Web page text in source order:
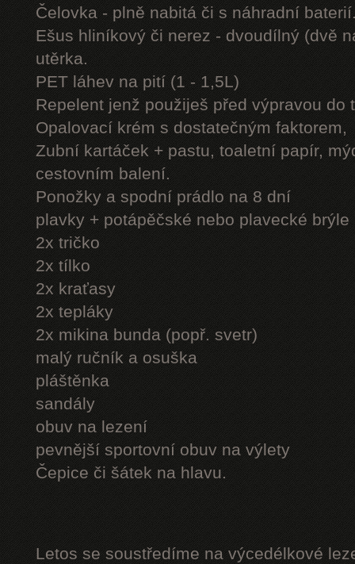
Čelovka - plně nabitá či s náhradní
Ešus hliníkový či nerez - dvoudílný (dvě
utěrka.
PET láhev na pití (1 - 1,5L)
Repelent jenž použiješ před výpravou do
Opalovací krém s dostatečným faktorem,
Zubní kartáček + pastu, toaletní papír,
cestovním balení.
Ponožky a spodní prádlo na 8 dní
plavky + potápěčské nebo plavecké brýle
2x tričko
2x tílko
2x kraťasy
2x tepláky
2x mikina bunda (popř. svetr)
malý ručník a osuška
pláštěnka
sandály
obuv na lezení
pevnější sportovní obuv na výlety
Čepice či šátek na hlavu.
Letos se soustředíme na výcedélkové